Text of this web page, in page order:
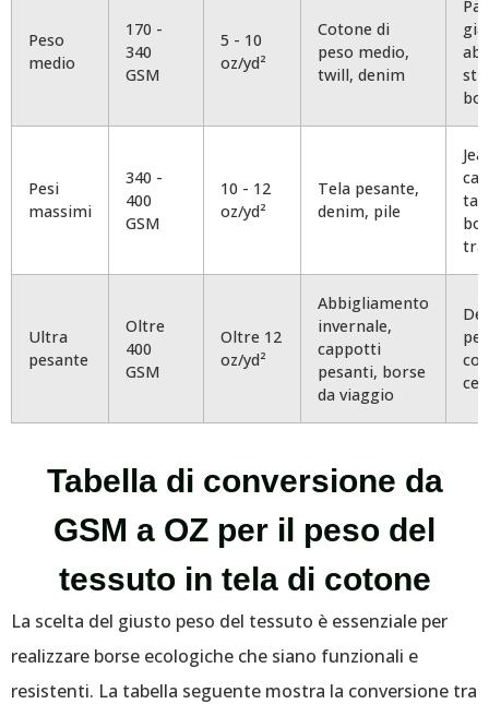
Peso
medio
170 -
340
GSM
5 - 10
oz/yd²
Cotone di
peso medio,
twill, denim
Pesi
massimi
340 -
400
GSM
10 - 12
oz/yd²
Tela pesante,
denim, pile
Ultra
pesante
Oltre
400
GSM
Oltre 12
oz/yd²
Abbigliamento
invernale,
cappotti
pesanti, borse
da viaggio
Tabella di conversione da
GSM a OZ per il peso del
tessuto in tela di cotone
La scelta del giusto peso del tessuto è essenziale per
realizzare borse ecologiche che siano funzionali e
resistenti. La tabella seguente mostra la conversione tra